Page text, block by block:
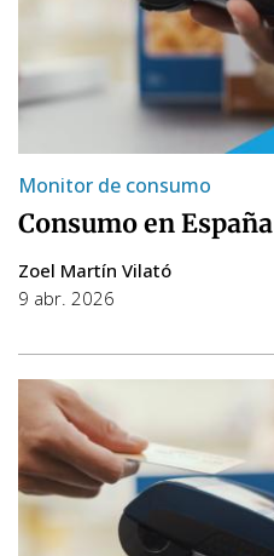
Monitor de consumo
Consumo en España
Zoel Martín Vilató
9 abr. 2026